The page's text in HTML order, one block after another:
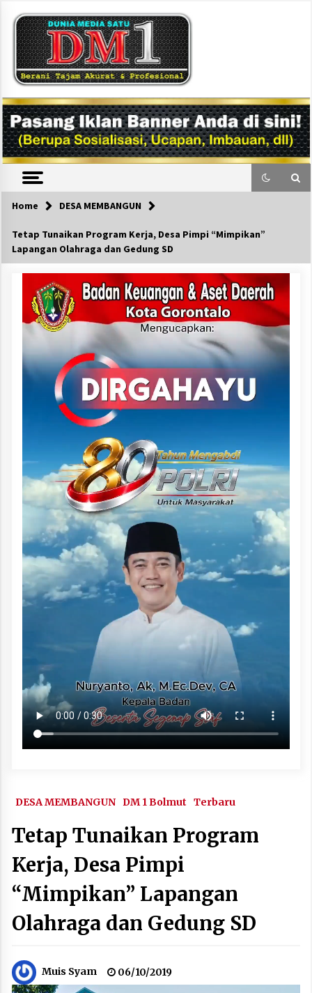
content
DM1
Home DESA MEMBANGUN
Tetap Tunaikan Program Kerja, Desa Pimpi “Mimpikan”
Lapangan Olahraga dan Gedung SD
DESA MEMBANGUN DM 1 Bolmut Terbaru
Tetap Tunaikan Program
Kerja, Desa Pimpi
“Mimpikan” Lapangan
Olahraga dan Gedung SD
Muis Syam 06/10/2019